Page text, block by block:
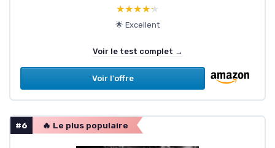
★★★★★
★★★★★
🌟 Excellent
Voir le test complet →
Voir l'offre
#6 🔥 Le plus populaire